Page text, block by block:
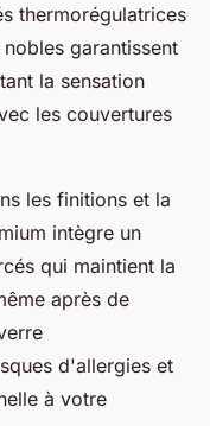
thermorégulatrices
garantissent
la sensation
les couvertures
les finitions et la
intègre un
qui maintient la
après de
d'allergies et
à votre